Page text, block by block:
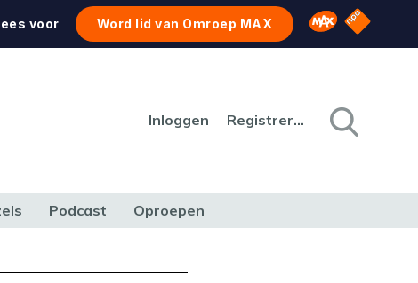
voor Word lid van Omroep MAX Omroep MAX
NPO
Inloggen Registreren
Podcast Oproepen